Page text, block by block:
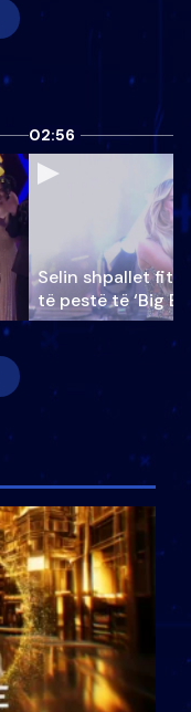
02:56
Selin shpallet
të pestë të ‘Big